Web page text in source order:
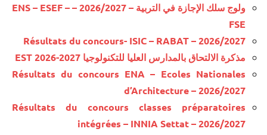
ولوج سلك الإجازة في التربية – 2026/2027 – ENS – ESEF –
FSE
Résultats du concours- ISIC – RABAT – 2026/2027
مذكرة الالتحاق بالمدارس العليا للتكنولوجيا EST 2026-2027
Résultats du concours ENA – Ecoles Nationales
d’Architecture – 2026/2027
Résultats du concours classes préparatoires
intégrées – INNIA Settat – 2026/2027